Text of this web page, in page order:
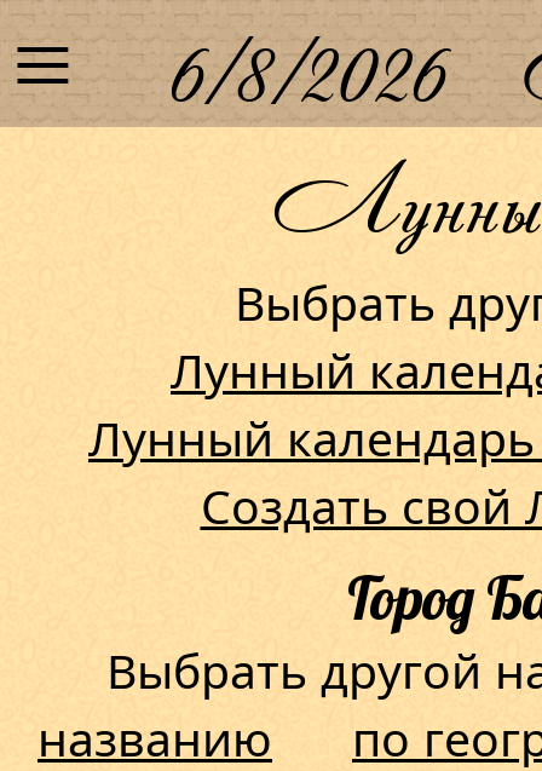
≡ 6/8/2026
Лунный
Выбрать
Лунный
Лунный
Создать
Город
Выбрать другой
названию
по